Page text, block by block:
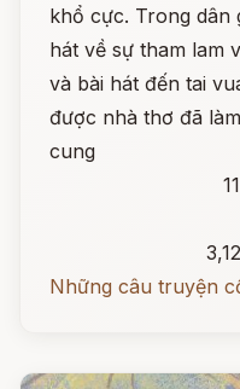
khổ cực. Trong dân
hát về sự tham lam
và bài hát đến tai
được nhà thơ đã
cung
Những câu truyện